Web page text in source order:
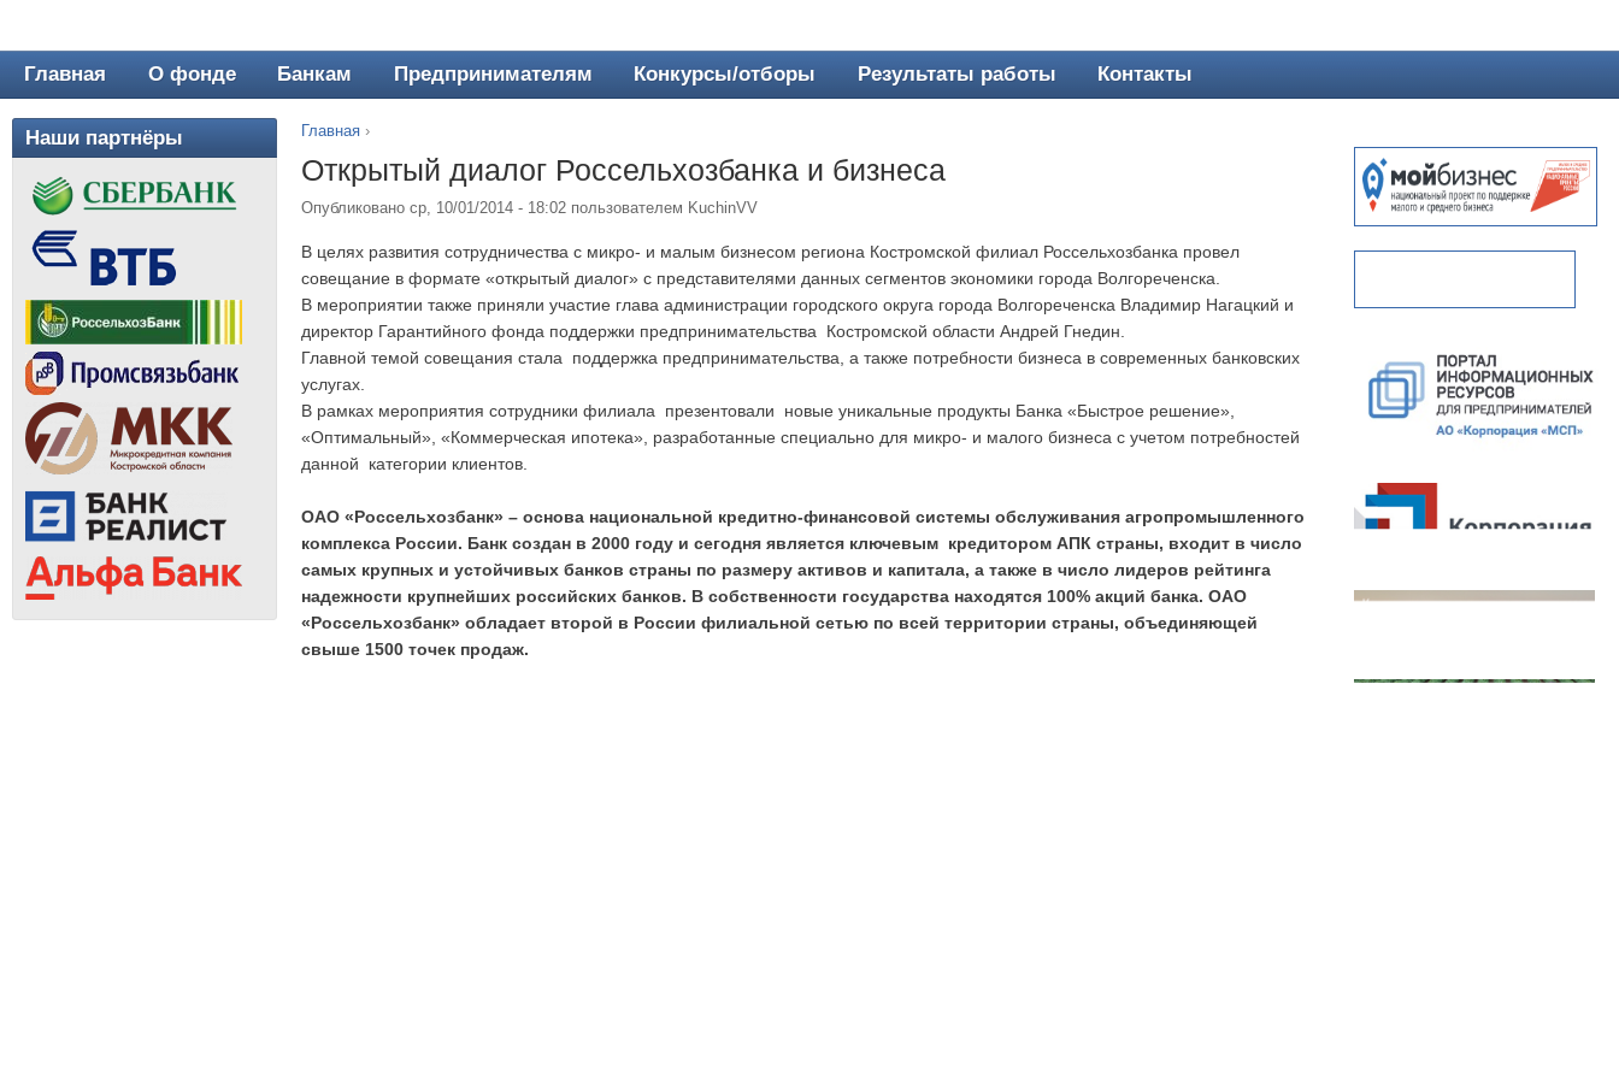
Главная ›
Открытый диалог Россельхозбанка и бизнеса
Опубликовано ср, 10/01/2014 - 18:02 пользователем KuchinVV
В целях развития сотрудничества с микро- и малым бизнесом региона Костромской филиал Россельхозбанка провел
совещание в формате «открытый диалог» с представителями данных сегментов экономики города Волгореченска.
В мероприятии также приняли участие глава администрации городского округа города Волгореченска Владимир Нагацкий и
директор Гарантийного фонда поддержки предпринимательства Костромской области Андрей Гнедин.
Главной темой совещания стала поддержка предпринимательства, а также потребности бизнеса в современных банковских
услугах.
В рамках мероприятия сотрудники филиала презентовали новые уникальные продукты Банка «Быстрое решение»,
«Оптимальный», «Коммерческая ипотека», разработанные специально для микро- и малого бизнеса с учетом потребностей
данной категории клиентов.
ОАО «Россельхозбанк» – основа национальной кредитно-финансовой системы обслуживания агропромышленного
комплекса России. Банк создан в 2000 году и сегодня является ключевым кредитором АПК страны, входит в число
самых крупных и устойчивых банков страны по размеру активов и капитала, а также в число лидеров рейтинга
надежности крупнейших российских банков. В собственности государства находятся 100% акций банка. ОАО
«Россельхозбанк» обладает второй в России филиальной сетью по всей территории страны, объединяющей
свыше 1500 точек продаж.
Главное меню
Главная О фонде Банкам Предпринимателям Конкурсы/отборы Результаты работы Контакты
Наши партнёры